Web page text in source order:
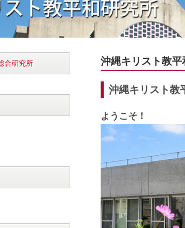
沖縄キリスト教
沖縄キリスト教
ようこそ！
合研究所